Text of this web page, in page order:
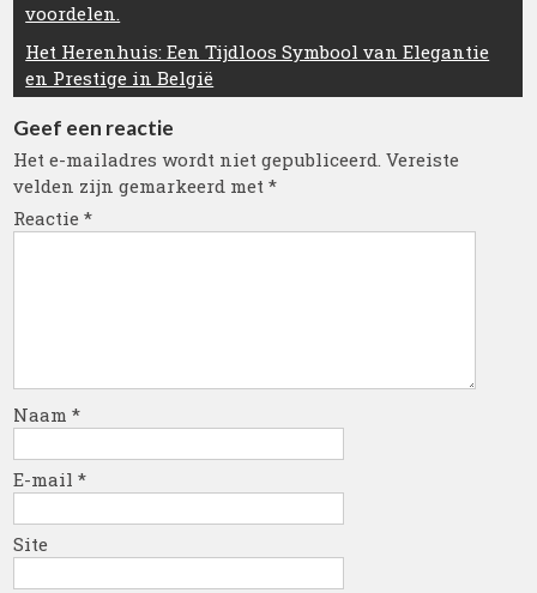
voordelen.
Het Herenhuis: Een Tijdloos Symbool van Elegantie
en Prestige in België
Geef een reactie
Het e-mailadres wordt niet gepubliceerd. Vereiste
velden zijn gemarkeerd met*
Reactie*
Naam*
E-mail*
Site